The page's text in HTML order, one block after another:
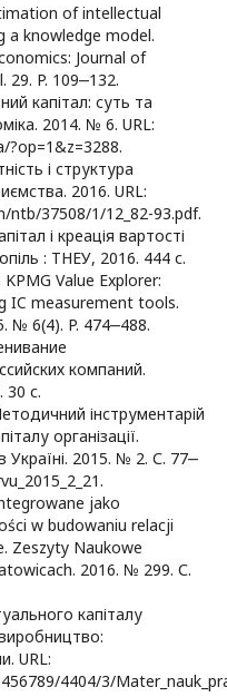
of intellectual
a knowledge model.
Journal of
29. P. 109‒132.
капітал: суть та
2014. № 6. URL:
?op=1&z=3288.
і структура
2016. URL:
ntb/37508/1/12_82-93.pdf.
і креація вартості
: ТНЕУ, 2016. 444 с.
Value Explorer:
IC measurement tools.
№ 6(4). P. 474‒488.
компаний.
с.
інструментарій
організації.
2015. № 2. С. 77‒
jako
w budowaniu relacji
Zeszyty Naukowe
2016. № 299. С.
капіталу
URL:
4404/3/